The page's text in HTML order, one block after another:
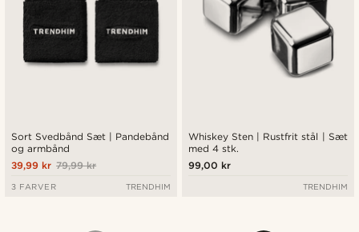
Sort Svedbånd Sæt | Pandebånd
og armbånd
79,99 kr
39,99 kr
3 FARVER TRENDHIM
Whiskey Sten | Rustfrit stål | Sæt
med 4 stk.
99,00 kr
TRENDHIM